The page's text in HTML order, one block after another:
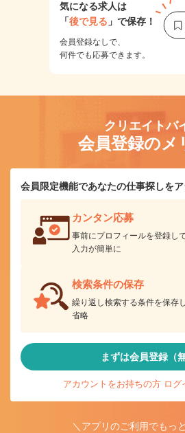
気になる求人は
「後で見る 」で保存！
会員登録なしで、
何件でも応募できます。
クリエイトバ
会員登録のメ
会員限定機能であなたの仕事探しをア
カンタン応募
事前にプロフィールを登録し
入力が簡単に
検索条件の保存
繰り返し検索する条件を保存
省略
まずは会員登録（無
アカウントをお持ちの方 ログ
＼アプリのご利用でもっ